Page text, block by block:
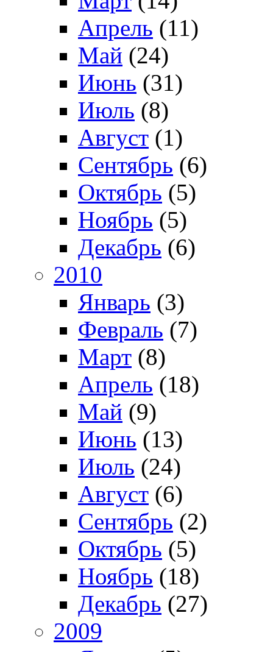
Апрель (11)
Май (24)
Июнь (31)
Июль (8)
Август (1)
Сентябрь (6)
Октябрь (5)
Ноябрь (5)
Декабрь (6)
2010
Январь (3)
Февраль (7)
Март (8)
Апрель (18)
Май (9)
Июнь (13)
Июль (24)
Август (6)
Сентябрь (2)
Октябрь (5)
Ноябрь (18)
Декабрь (27)
2009